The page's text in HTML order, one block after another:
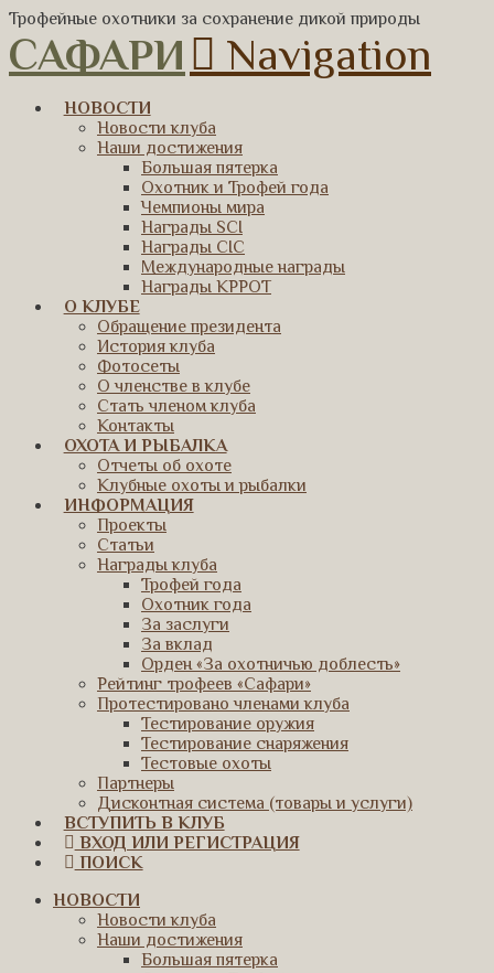
Трофейные охотники за сохранение дикой природы
САФАРИ Navigation
НОВОСТИ
Новости клуба
Наши достижения
Большая пятерка
Охотник и Трофей года
Чемпионы мира
Награды SCI
Награды CIC
Международные награды
Награды КРРОТ
О КЛУБЕ
Обращение президента
История клуба
Фотосеты
О членстве в клубе
Стать членом клуба
Контакты
ОХОТА И РЫБАЛКА
Отчеты об охоте
Клубные охоты и рыбалки
ИНФОРМАЦИЯ
Проекты
Статьи
Награды клуба
Трофей года
Охотник года
За заслуги
За вклад
Орден «За охотничью доблесть»
Рейтинг трофеев «Сафари»
Протестировано членами клуба
Тестирование оружия
Тестирование снаряжения
Тестовые охоты
Партнеры
Дисконтная система (товары и услуги)
ВСТУПИТЬ В КЛУБ
ВХОД ИЛИ РЕГИСТРАЦИЯ
ПОИСК
НОВОСТИ
Новости клуба
Наши достижения
Большая пятерка